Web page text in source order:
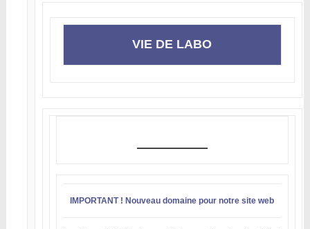
VIE DE LABO
IMPORTANT ! Nouveau domaine pour notre site web